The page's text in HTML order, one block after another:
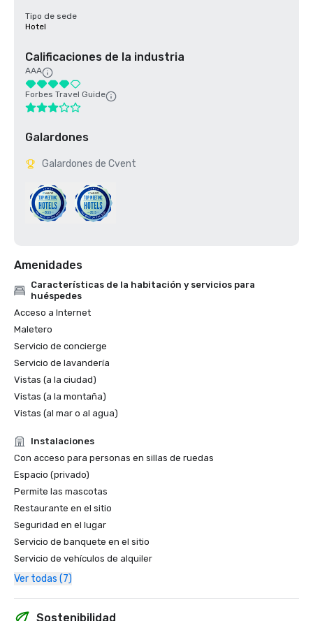
Tipo de sede
Hotel
Calificaciones de la industria
AAA
Forbes Travel Guide
Galardones
Galardones de Cvent
Amenidades
Características de la habitación y servicios para
huéspedes
Acceso a Internet
Maletero
Servicio de concierge
Servicio de lavandería
Vistas (a la ciudad)
Vistas (a la montaña)
Vistas (al mar o al agua)
Instalaciones
Con acceso para personas en sillas de ruedas
Espacio (privado)
Permite las mascotas
Restaurante en el sitio
Seguridad en el lugar
Servicio de banquete en el sitio
Servicio de vehículos de alquiler
Ver todas (7)
Sostenibilidad